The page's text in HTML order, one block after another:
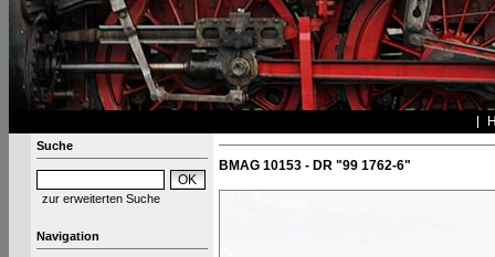
Suche
zur erweiterten Suche
Navigation
BMAG 10153 - DR "99 1762-6"